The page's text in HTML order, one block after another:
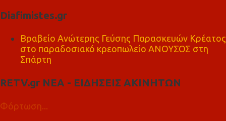
Diafimistes.gr
Βραβείο Ανώτερης Γεύσης Παρασκευών Κρέατος
στο παραδοσιακό κρεοπωλείο ΑΝΟΥΣΟΣ στη
Σπάρτη
RETV.gr ΝΕΑ - ΕΙΔΗΣΕΙΣ ΑΚΙΝΗΤΩΝ
Φόρτωση...